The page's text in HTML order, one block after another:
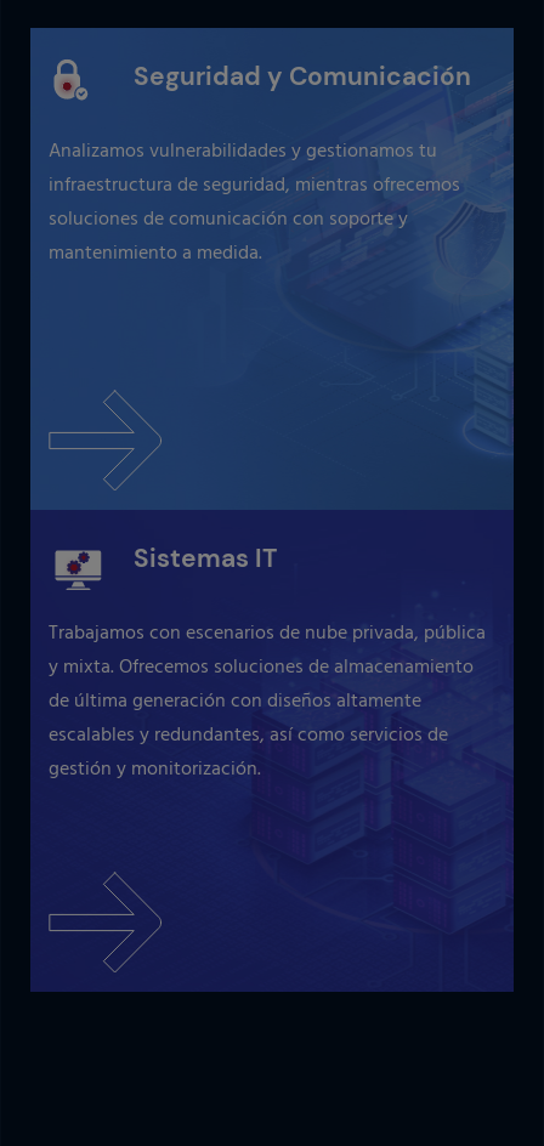
Seguridad y Comunicación
Analizamos vulnerabilidades y gestionamos tu
infraestructura de seguridad, mientras ofrecemos
soluciones de comunicación con soporte y
mantenimiento a medida.
Sistemas IT
Trabajamos con escenarios de nube privada, pública
y mixta. Ofrecemos soluciones de almacenamiento
de última generación con diseños altamente
escalables y redundantes, así como servicios de
gestión y monitorización.